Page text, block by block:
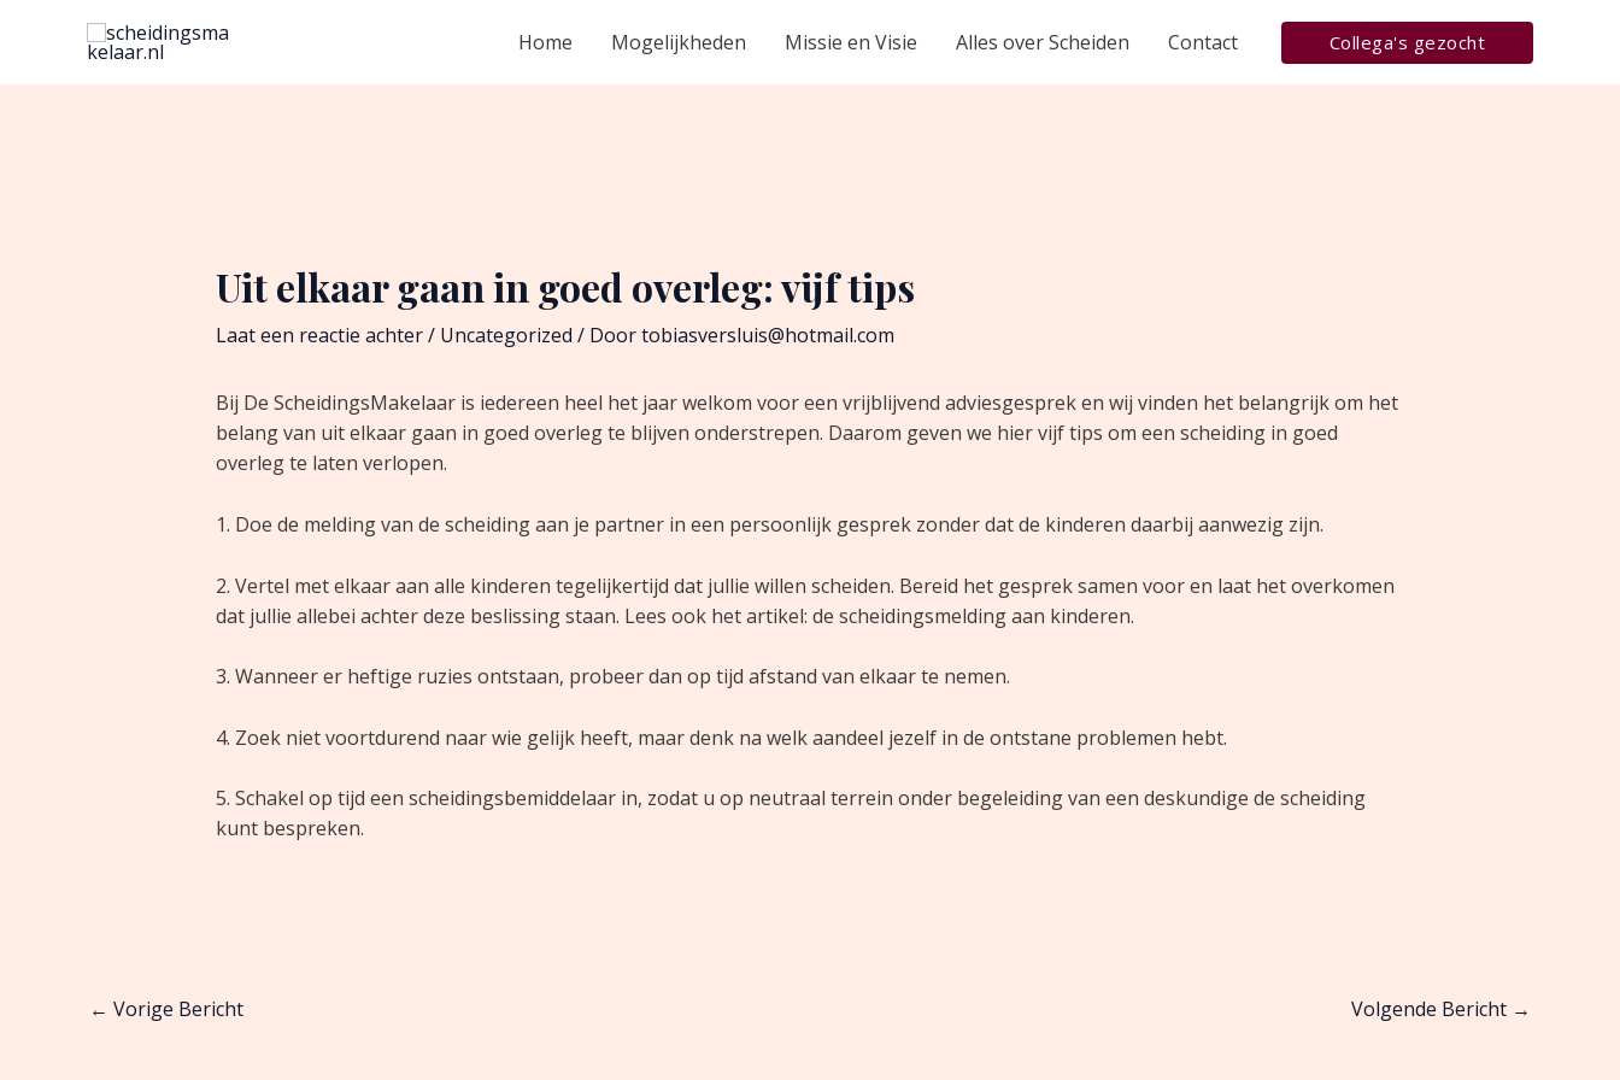
Home Mogelijkheden Missie en Visie Alles over Scheiden Contact Collega's gezocht
Uit elkaar gaan in goed overleg: vijf tips
Laat een reactie achter/ Uncategorized / Doortobiasversluis@hotmail.com
Bij De ScheidingsMakelaar is iedereen heel het jaar welkom voor een vrijblijvend adviesgesprek en wij vinden het belangrijk om het
belang van uit elkaar gaan in goed overleg te blijven onderstrepen. Daarom geven we hier vijf tips om een scheiding in goed
overleg te laten verlopen.
1. Doe de melding van de scheiding aan je partner in een persoonlijk gesprek zonder dat de kinderen daarbij aanwezig zijn.
2. Vertel met elkaar aan alle kinderen tegelijkertijd dat jullie willen scheiden. Bereid het gesprek samen voor en laat het overkomen
dat jullie allebei achter deze beslissing staan. Lees ook het artikel: de scheidingsmelding aan kinderen.
3. Wanneer er heftige ruzies ontstaan, probeer dan op tijd afstand van elkaar te nemen.
4. Zoek niet voortdurend naar wie gelijk heeft, maar denk na welk aandeel jezelf in de ontstane problemen hebt.
5. Schakel op tijd een scheidingsbemiddelaar in, zodat u op neutraal terrein onder begeleiding van een deskundige de scheiding
kunt bespreken.
navigatie
← Vorige Bericht Volgende Bericht →